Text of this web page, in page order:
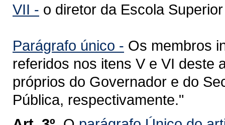
VII - o diretor da Escola
Parágrafo único - Os membros
referidos nos itens V e VI deste
próprios do Governador e do
Pública, respectivamente."